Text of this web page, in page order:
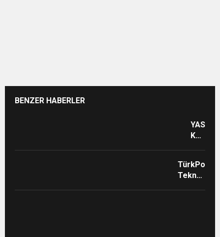
BENZER HABERLER
YASİN
TürkPoint
Teknoloji